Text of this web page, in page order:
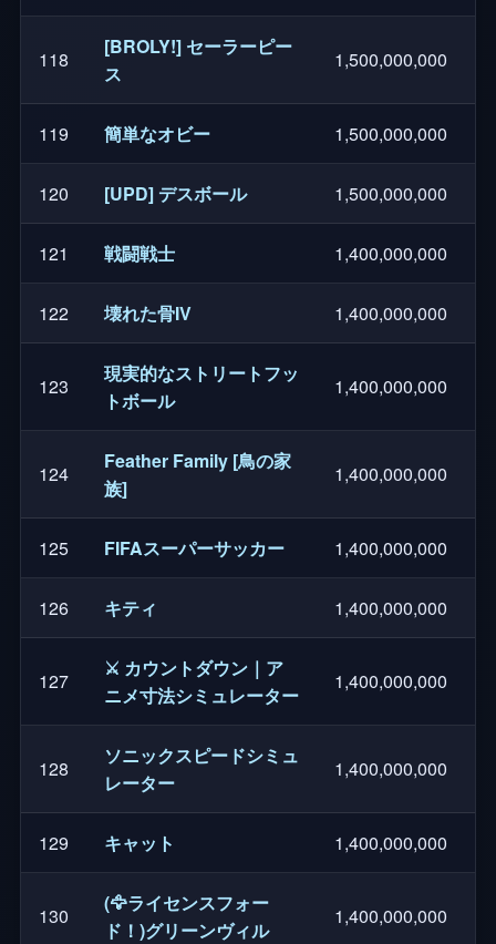
118
[BROLY!] セーラーピー
ス
1,500,000,000
119 簡単なオビー 1,500,000,000
120 [UPD] デスボール 1,500,000,000
121 戦闘戦士 1,400,000,000
122 壊れた骨IV 1,400,000,000
123
現実的なストリートフッ
トボール
1,400,000,000
124
Feather Family [鳥の家
族]
1,400,000,000
125 FIFAスーパーサッカー 1,400,000,000
126 キティ 1,400,000,000
127
⚔️ カウントダウン｜ア
ニメ寸法シミュレーター
1,400,000,000
128
ソニックスピードシミュ
レーター
1,400,000,000
129 キャット 1,400,000,000
130
(🦅ライセンスフォー
ド！)グリーンヴィル
1,400,000,000